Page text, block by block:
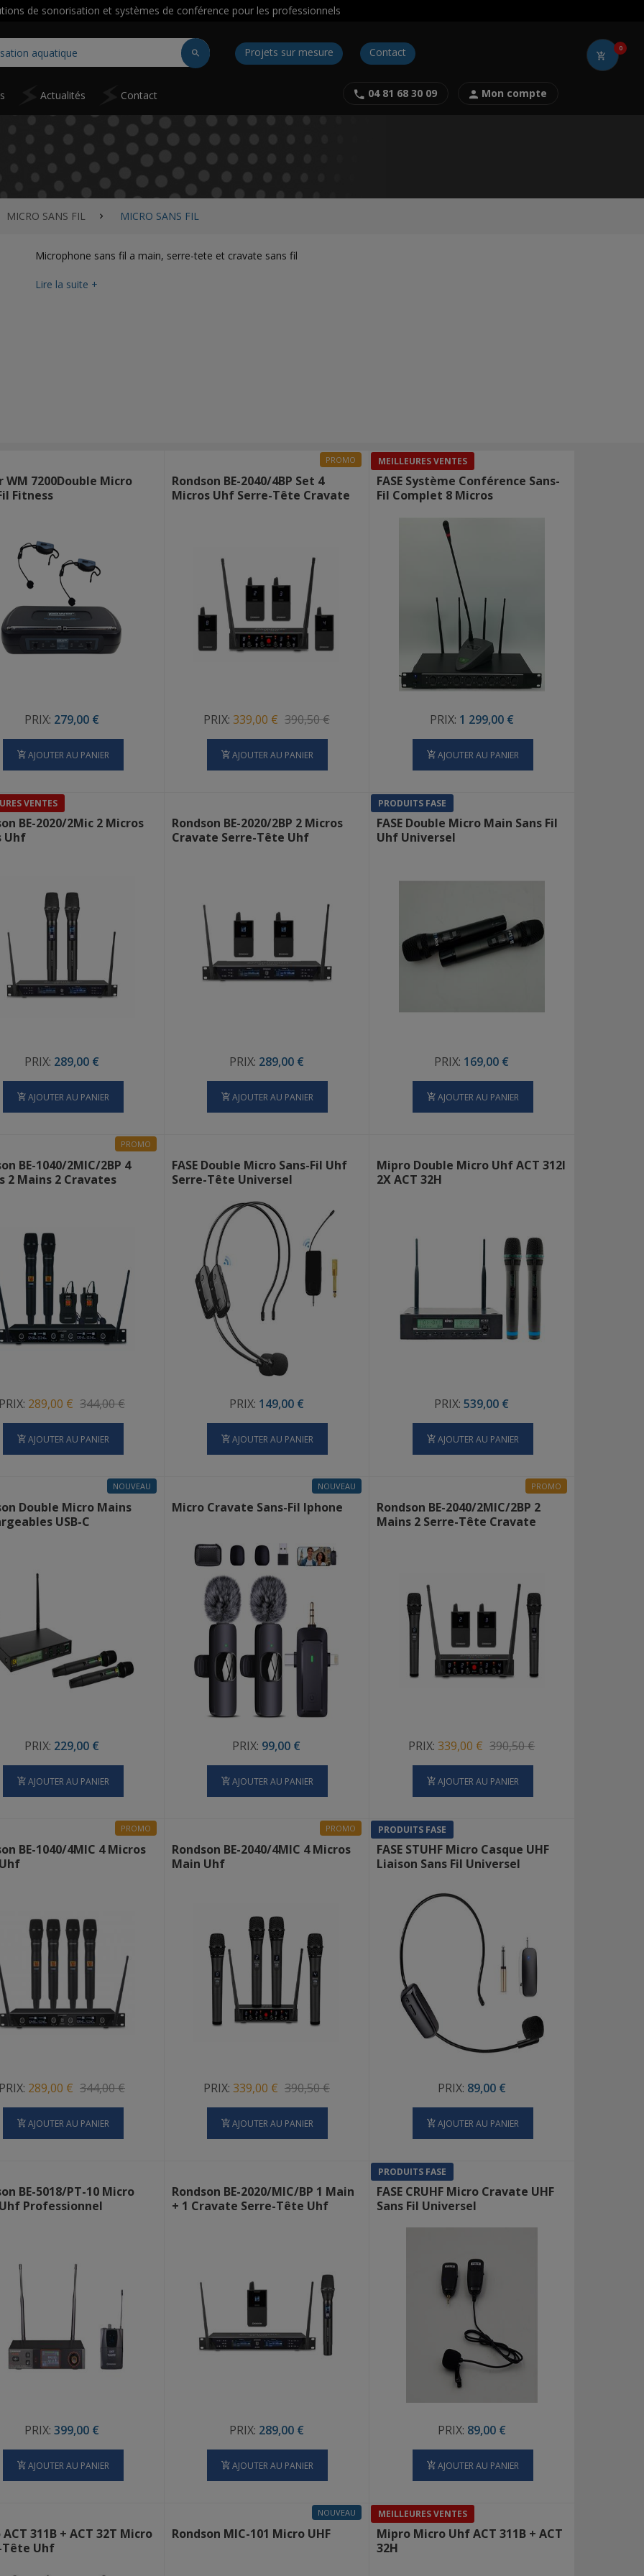
de sonorisation et systèmes de conférence pour les professionnels
Projets sur mesure Contact 0
04 81 68 30 09 Mon compte
Actualités Contact
MICRO SANS FIL MICRO SANS FIL
Microphone sans fil a main, serre-tete et cravate sans fil
Lire la suite +
WM 7200Double Micro
Fitness
PRIX: 279,00 €
AJOUTER AU PANIER
PROMO
Rondson BE-2040/4BP Set 4
Micros Uhf Serre-Tête Cravate
PRIX: 339,00 € 390,50 €
AJOUTER AU PANIER
MEILLEURES VENTES
FASE Système Conférence Sans-
Fil Complet 8 Micros
PRIX: 1 299,00 €
AJOUTER AU PANIER
VENTES
BE-2020/2Mic 2 Micros
Uhf
PRIX: 289,00 €
AJOUTER AU PANIER
Rondson BE-2020/2BP 2 Micros
Cravate Serre-Tête Uhf
PRIX: 289,00 €
AJOUTER AU PANIER
PRODUITS FASE
FASE Double Micro Main Sans Fil
Uhf Universel
PRIX: 169,00 €
AJOUTER AU PANIER
PROMO
BE-1040/2MIC/2BP 4
Micros 2 Mains 2 Cravates
PRIX: 289,00 € 344,00 €
AJOUTER AU PANIER
FASE Double Micro Sans-Fil Uhf
Serre-Tête Universel
PRIX: 149,00 €
AJOUTER AU PANIER
Mipro Double Micro Uhf ACT 312I
2X ACT 32H
PRIX:539,00 €
AJOUTER AU PANIER
NOUVEAU
Double Micro Mains
USB-C
PRIX: 229,00 €
AJOUTER AU PANIER
NOUVEAU
Micro Cravate Sans-Fil Iphone
PRIX: 99,00 €
AJOUTER AU PANIER
PROMO
Rondson BE-2040/2MIC/2BP 2
Mains 2 Serre-Tête Cravate
PRIX:339,00 € 390,50 €
AJOUTER AU PANIER
PROMO
BE-1040/4MIC 4 Micros
PRIX: 289,00 € 344,00 €
AJOUTER AU PANIER
PROMO
Rondson BE-2040/4MIC 4 Micros
Main Uhf
PRIX: 339,00 € 390,50 €
AJOUTER AU PANIER
PRODUITS FASE
FASE STUHF Micro Casque UHF
Liaison Sans Fil Universel
PRIX: 89,00 €
AJOUTER AU PANIER
BE-5018/PT-10 Micro
Professionnel
PRIX:399,00 €
AJOUTER AU PANIER
Rondson BE-2020/MIC/BP 1 Main
+ 1 Cravate Serre-Tête Uhf
PRIX: 289,00 €
AJOUTER AU PANIER
PRODUITS FASE
FASE CRUHF Micro Cravate UHF
Sans Fil Universel
PRIX: 89,00 €
AJOUTER AU PANIER
311B + ACT 32T Micro
Tête Uhf
NOUVEAU
Rondson MIC-101 Micro UHF
MEILLEURES VENTES
Mipro Micro Uhf ACT 311B + ACT
32H